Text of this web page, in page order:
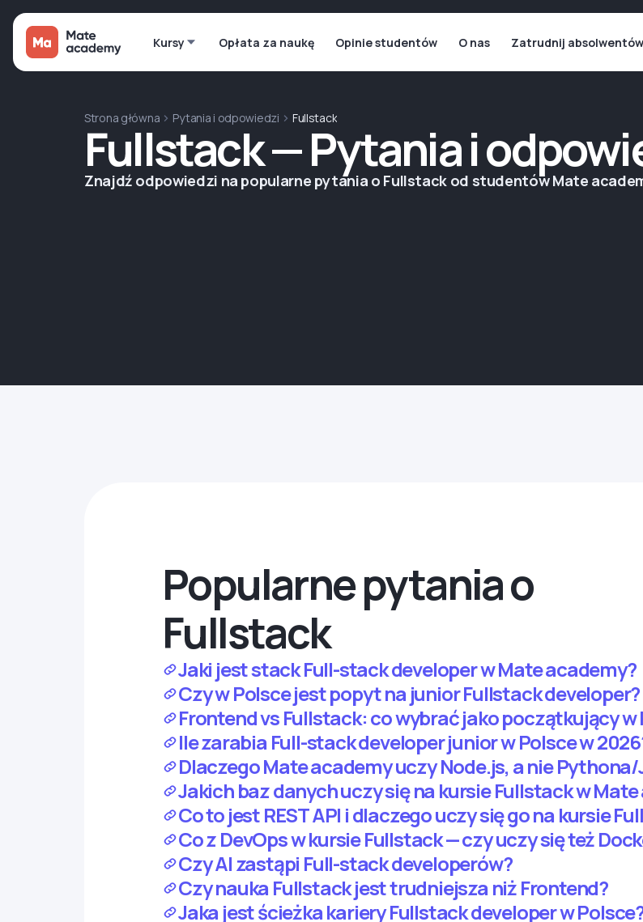
Kursy Opłata za naukę Opinie studentów O nas Zatrudnij absolwentów
Strona główna Pytania i odpowiedzi Fullstack
Fullstack — Pytania i
Znajdź odpowiedzi na popularne pytania o Fullstack od studentów Mate
Popularne pytania o
Fullstack
Jaki jest stack Full-stack developer w Mate academy?
Czy w Polsce jest popyt na junior Fullstack developer?
Frontend vs Fullstack: co wybrać jako początkujący w
Ile zarabia Full-stack developer junior w Polsce w
Dlaczego Mate academy uczy Node.js, a nie
Jakich baz danych uczy się na kursie Fullstack w
Co to jest REST API i dlaczego uczy się go na kursie
Co z DevOps w kursie Fullstack — czy uczy się też
Czy AI zastąpi Full-stack developerów?
Czy nauka Fullstack jest trudniejsza niż Frontend?
Jaka jest ścieżka kariery Fullstack developer w